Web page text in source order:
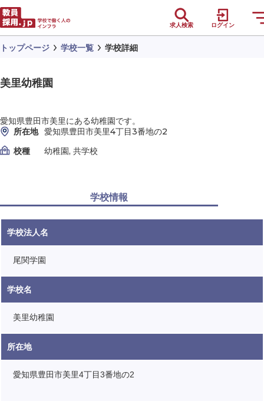
求人検索 ログイン
トップページ 学校一覧 学校詳細
美里幼稚園
愛知県豊田市美里にある幼稚園です。
所在地 愛知県豊田市美里4丁目3番地の2
校種
幼稚園, 共学校
学校情報
学校法人名
尾関学園
学校名
美里幼稚園
所在地
愛知県豊田市美里4丁目3番地の2